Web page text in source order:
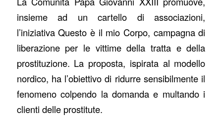
insieme ad un cartello di associazioni,
l’iniziativa Questo è il mio Corpo, campagna di
liberazione per le vittime della tratta e della
prostituzione. La proposta, ispirata al modello
nordico, ha l’obiettivo di ridurre sensibilmente il
fenomeno colpendo la domanda e multando i
clienti delle prostitute.